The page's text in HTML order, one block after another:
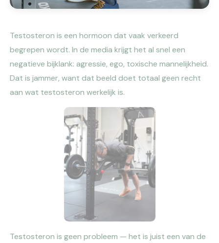
Testosteron is een hormoon dat vaak verkeerd
begrepen wordt. In de media krijgt het al snel een
negatieve bijklank: agressie, ego, toxische mannelijkheid.
Dat is jammer, want dat beeld doet totaal geen recht
aan wat testosteron werkelijk is.
Testosteron is geen probleem — het is juist een van de